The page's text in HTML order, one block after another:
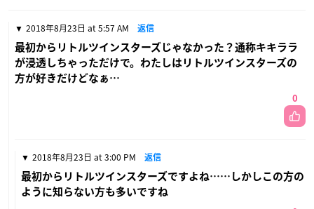
2018年8月23日 at 5:57 AM 返信
最初からリトルツインスターズじゃなかった？通称キキララ
が浸透しちゃっただけで。わたしはリトルツインスターズの
方が好きだけどなぁ…
0
2018年8月23日 at 3:00 PM 返信
最初からリトルツインスターズですよね……しかしこの方の
ように知らない方も多いですね